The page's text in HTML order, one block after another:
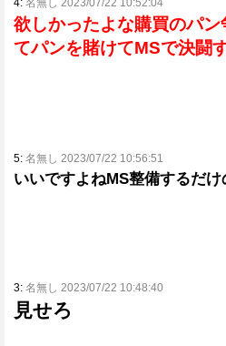
4: 名無し 2023/07/22 10:52:04
欲しかったよな購買のパ
てパンを賭けてMSで決闘
5: 名無し 2023/07/22 10:56:51
いいですよねMS整備するだけ
3: 名無し 2023/07/22 10:48:40
見せろ